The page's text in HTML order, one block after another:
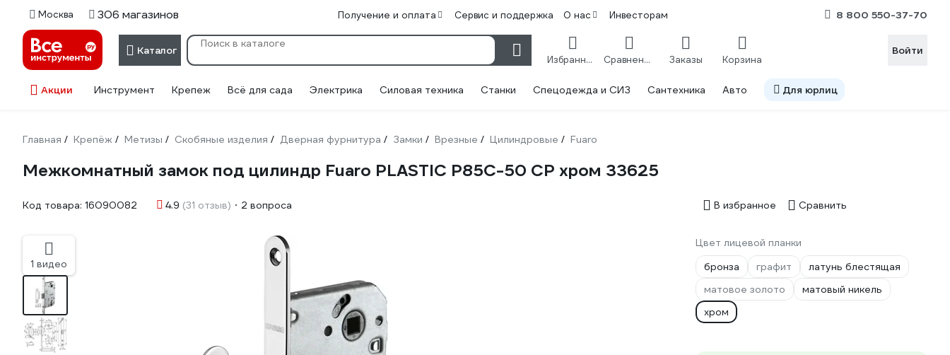
Москва 306 магазинов Получение и оплата Сервис и поддержка О нас Инвесторам 8 800 550-37-70
Каталог
Избранное Сравнение Заказы Корзина
Войти
Акции Инструмент Крепеж Всё для сада Электрика Силовая техника Станки Спецодежда и СИЗ Сантехника Авто Для юрлиц
Главная / Крепёж / Метизы / Скобяные изделия / Дверная фурнитура / Замки / Врезные / Цилиндровые / Fuaro
Межкомнатный замок под цилиндр Fuaro PLASTIC P85C-50 CP хром 33625
Код товара: 16090082 4.9 (31 отзыв) 2 вопроса В избранное Сравнить
1 видео
Цвет лицевой планки
бронза
графит
латунь блестящая
матовое золото
матовый никель
хром